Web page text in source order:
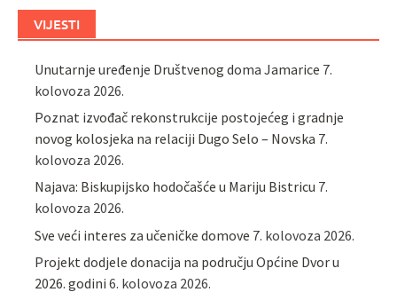
VIJESTI
Unutarnje uređenje Društvenog doma Jamarice 7.
kolovoza 2026.
Poznat izvođač rekonstrukcije postojećeg i gradnje
novog kolosjeka na relaciji Dugo Selo – Novska 7.
kolovoza 2026.
Najava: Biskupijsko hodočašće u Mariju Bistricu 7.
kolovoza 2026.
Sve veći interes za učeničke domove 7. kolovoza 2026.
Projekt dodjele donacija na području Općine Dvor u
2026. godini 6. kolovoza 2026.